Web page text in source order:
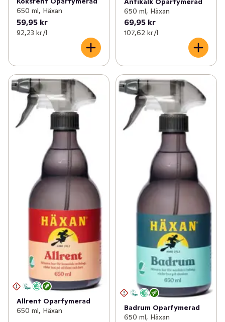
650 ml, Häxan
59,95 kr
92,23 kr /l
650 ml, Häxan
69,95 kr
107,62 kr /l
Allrent Oparfymerad
650 ml, Häxan
Badrum Oparfymerad
650 ml, Häxan